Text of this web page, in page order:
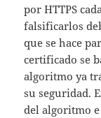
por HTTPS
falsificarlos
que se hace
certificado se
algoritmo ya
su seguridad.
del algoritmo